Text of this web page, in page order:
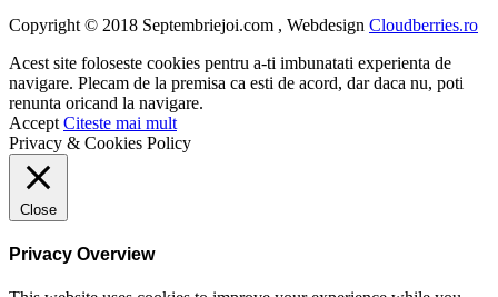
Copyright © 2018 Septembriejoi.com , Webdesign Cloudberries.ro
Acest site foloseste cookies pentru a-ti imbunatati experienta de
navigare. Plecam de la premisa ca esti de acord, dar daca nu, poti
renunta oricand la navigare.
Accept Citeste mai mult
Privacy & Cookies Policy
Close
Privacy Overview